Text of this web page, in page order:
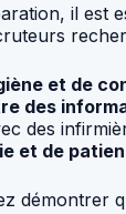
il est
et de
des
des
et de
démontrer